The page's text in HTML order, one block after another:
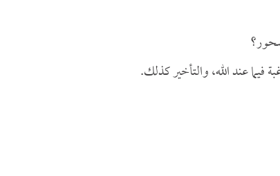
فيما عند الله، والتأخير كذلك.